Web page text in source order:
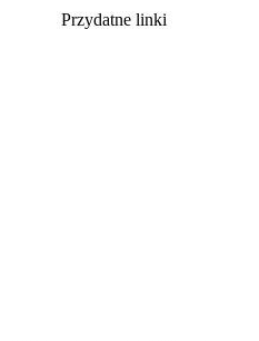
Przydatne linki